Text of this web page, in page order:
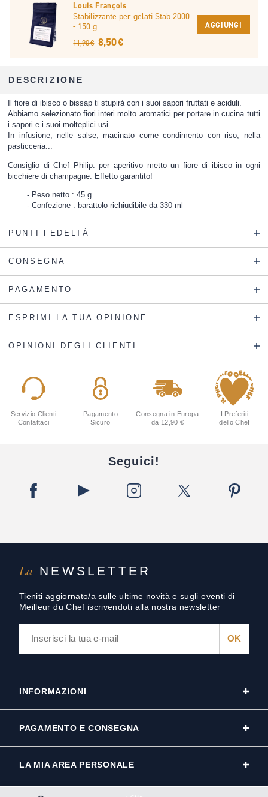
Louis François
Stabilizzante per gelati Stab 2000
- 150 g
11,90 € 8,50 €
AGGIUNGI
DESCRIZIONE
Il fiore di ibisco o bissap ti stupirà con i suoi sapori fruttati e aciduli.
Abbiamo selezionato fiori interi molto aromatici per portare in cucina tutti
i sapori e i suoi molteplici usi.
In infusione, nelle salse, macinato come condimento con riso, nella
pasticceria...
Consiglio di Chef Philip: per aperitivo metto un fiore di ibisco in ogni
bicchiere di champagne. Effetto garantito!
Peso netto : 45 g
Confezione : barattolo richiudibile da 330 ml
PUNTI FEDELTÀ
CONSEGNA
PAGAMENTO
ESPRIMI LA TUA OPINIONE
OPINIONI DEGLI CLIENTI
La NEWSLETTER
Tieniti aggiornato/a sulle ultime novità e sugli eventi di
Meilleur du Chef iscrivendoti alla nostra newsletter
Servizio Clienti
Contattaci
Pagamento
Sicuro
Consegna in Europa
da 12,90 €
I Preferiti
dello Chef
Seguici!
INFORMAZIONI
PAGAMENTO E CONSEGNA
LA MIA AREA PERSONALE